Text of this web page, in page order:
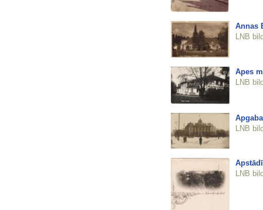
Annas
LNB
Apes
LNB
LNB
LNB